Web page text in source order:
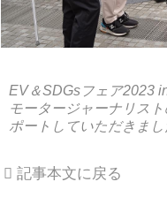
EV＆SDGsフェア2023
モータージャーナリス
ポートしていただきまし
記事本文に戻る